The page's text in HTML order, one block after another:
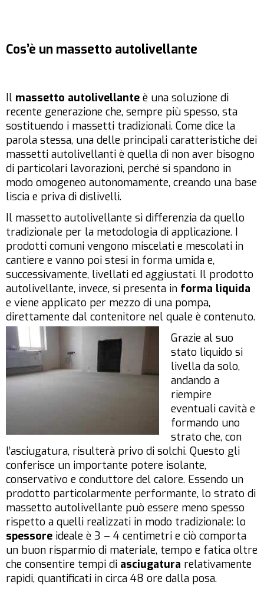
Cos’è un massetto autolivellante
Il massetto autolivellante è una soluzione di
recente generazione che, sempre più spesso, sta
sostituendo i massetti tradizionali. Come dice la
parola stessa, una delle principali caratteristiche dei
massetti autolivellanti è quella di non aver bisogno
di particolari lavorazioni, perché si spandono in
modo omogeneo autonomamente, creando una base
liscia e priva di dislivelli.
Il massetto autolivellante si differenzia da quello
tradizionale per la metodologia di applicazione. I
prodotti comuni vengono miscelati e mescolati in
cantiere e vanno poi stesi in forma umida e,
successivamente, livellati ed aggiustati. Il prodotto
autolivellante, invece, si presenta in forma liquida
e viene applicato per mezzo di una pompa,
direttamente dal contenitore nel quale è contenuto.
Grazie al suo
stato liquido si
livella da solo,
andando a
riempire
eventuali cavità e
formando uno
strato che, con
l’asciugatura, risulterà privo di solchi. Questo gli
conferisce un importante potere isolante,
conservativo e conduttore del calore. Essendo un
prodotto particolarmente performante, lo strato di
massetto autolivellante può essere meno spesso
rispetto a quelli realizzati in modo tradizionale: lo
spessore ideale è 3 – 4 centimetri e ciò comporta
un buon risparmio di materiale, tempo e fatica oltre
che consentire tempi di asciugatura relativamente
rapidi, quantificati in circa 48 ore dalla posa.